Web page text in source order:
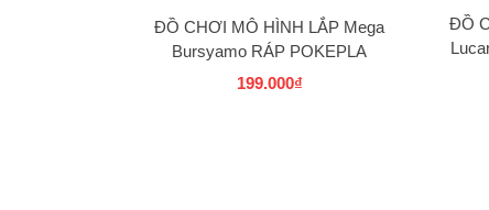
ĐỒ CHƠI MÔ HÌNH LẮP Mega
Bursyamo RÁP POKEPLA
COLLECTION 37 SELECT SERIES
199.000₫
ĐỒ